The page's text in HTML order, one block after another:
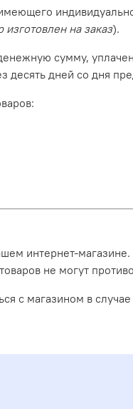
изготовлен на заказ).
сумму,
десять дней со дня
интернет-
не могут
с магазином в